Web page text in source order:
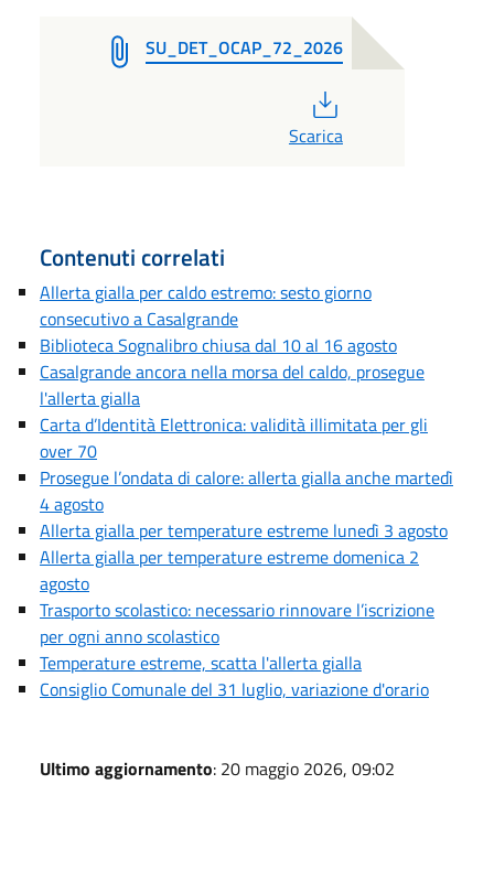
SU_DET_OCAP_72_2026
Scarica
Contenuti correlati
Allerta gialla per caldo estremo: sesto giorno
consecutivo a Casalgrande
Biblioteca Sognalibro chiusa dal 10 al 16 agosto
Casalgrande ancora nella morsa del caldo, prosegue
l'allerta gialla
Carta d’Identità Elettronica: validità illimitata per gli
over 70
Prosegue l’ondata di calore: allerta gialla anche martedì
4 agosto
Allerta gialla per temperature estreme lunedì 3 agosto
Allerta gialla per temperature estreme domenica 2
agosto
Trasporto scolastico: necessario rinnovare l’iscrizione
per ogni anno scolastico
Temperature estreme, scatta l'allerta gialla
Consiglio Comunale del 31 luglio, variazione d'orario
Ultimo aggiornamento: 20 maggio 2026, 09:02